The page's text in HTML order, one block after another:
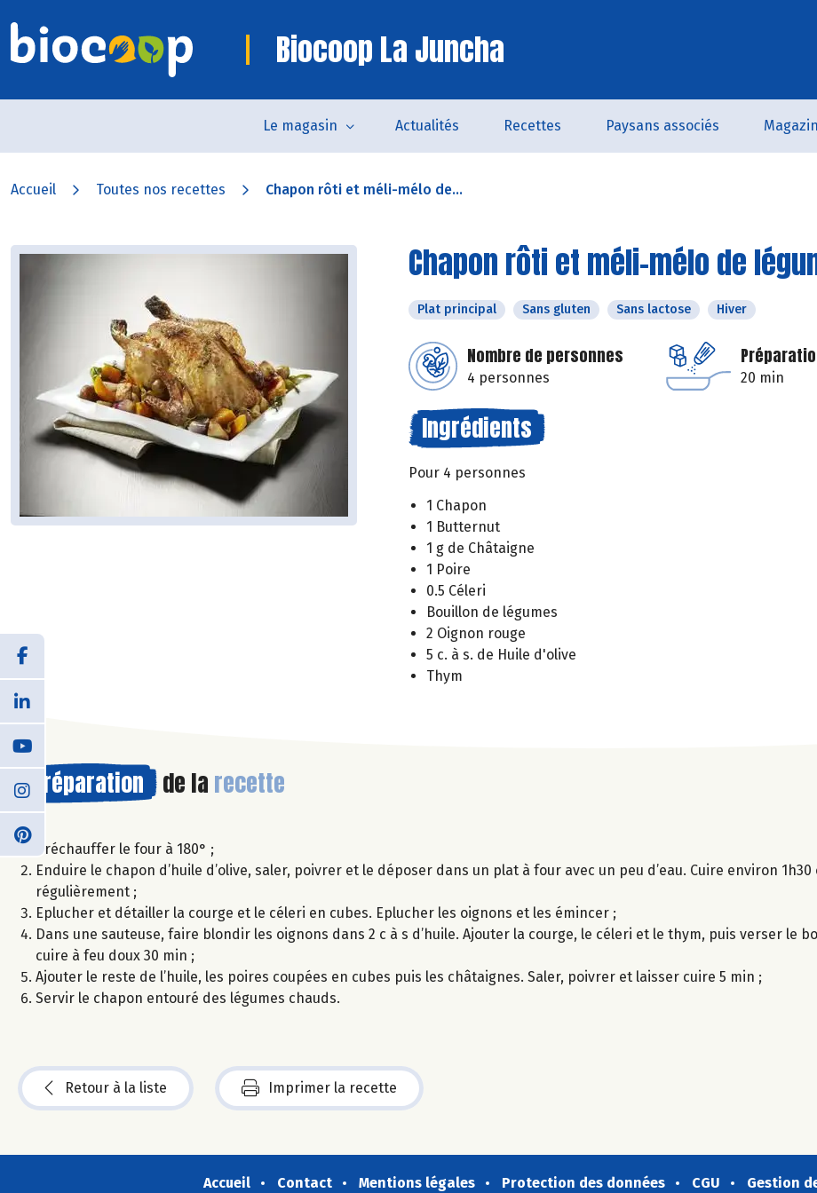
Biocoop La Juncha
Le magasin Actualités Recettes Paysans associés
Accueil Toutes nos recettes Chapon rôti et méli-mélo de...
Chapon rôti et méli-mélo de
Plat principal Sans gluten Sans lactose Hiver
Nombre de personnes
4 personnes 20 min
Ingrédients
Pour 4 personnes
1 Chapon
1 Butternut
1 g de Châtaigne
1 Poire
0.5 Céleri
Bouillon de légumes
2 Oignon rouge
5 c. à s. de Huile d'olive
Thym
Préparation de la recette
Préchauffer le four à 180° ;
Enduire le chapon d’huile d’olive, saler, poivrer et le déposer dans un plat à four avec un peu d’eau. Cuire environ
régulièrement ;
Eplucher et détailler la courge et le céleri en cubes. Eplucher les oignons et les émincer ;
Dans une sauteuse, faire blondir les oignons dans 2 c à s d’huile. Ajouter la courge, le céleri et le thym, puis verser le
cuire à feu doux 30 min ;
Ajouter le reste de l’huile, les poires coupées en cubes puis les châtaignes. Saler, poivrer et laisser cuire 5 min ;
Servir le chapon entouré des légumes chauds.
Retour à la liste Imprimer la recette
Accueil Contact Mentions légales Protection des données CGU Gestion